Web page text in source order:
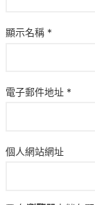
顯示名稱 *
電子郵件地址 *
個人網站網址